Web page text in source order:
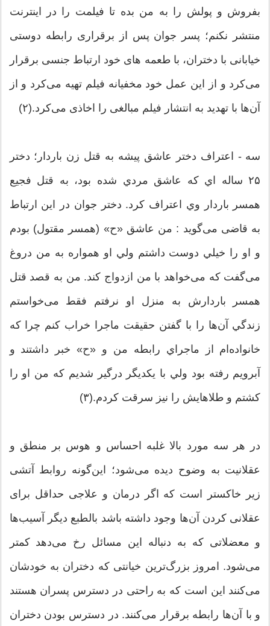
بفروش و پولش را به من بده تا فیلمت را در اینترنت
منتشر نکنم؛ پسر جوان پس از برقراری رابطه دوستی
خیابانی با دختران، با طعمه های خود ارتباط جنسی برقرار
می‌کرد و از این عمل خود مخفیانه فیلم تهیه می‌کرد و از
آن‌ها با تهدید به انتشار فیلم مبالغی را اخاذی می‌کرد.(۲)
سه - اعتراف دختر عاشق پيشه به قتل زن باردار؛ دختر
۲۵ ساله اي که عاشق مردي شده بود، به قتل فجيع
همسر باردار وي اعتراف کرد. دختر جوان در این ارتباط
به قاضی می‌گوید : من عاشق «ح» (همسر مقتول) بودم
و او را خيلي دوست داشتم ولي او همواره به من دروغ
می‌گفت که می‌خواهد با من ازدواج کند. من به قصد قتل
همسر باردارش به منزل او نرفتم فقط می‌خواستم
زندگي آن‌ها را با گفتن حقيقت ماجرا خراب کنم چرا که
خانواده‌ام از ماجراي رابطه من و «ح» خبر داشتند و
آبرويم رفته بود ولي با يکديگر درگير شديم که من او را
کشتم و طلاهايش را نيز سرقت کردم.(۳)
در هر سه مورد بالا غلبه احساس و هوس بر منطق و
عقلانیت به وضوح دیده می‌شود؛ این‌گونه روابط آتشی
زیر خاکستر است که اگر درمان و علاجی حداقل برای
عقلانی کردن آن‌ها وجود داشته باشد بالطبع دیگر آسیب‌ها
و معضلاتی که به دنباله این مسائل رخ می‌دهد کمتر
می‌شود. امروز بزرگ‌ترین خیانتی که دختران به خودشان
می‌کنند این است که به راحتی در دسترس پسران هستند
و با آن‌ها رابطه برقرار می‌کنند. در دسترس بودن دختران